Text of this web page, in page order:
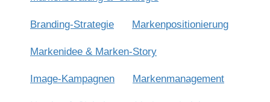
Branding-Strategie Markenpositionierung
Markenidee & Marken-Story
Image-Kampagnen Markenmanagement